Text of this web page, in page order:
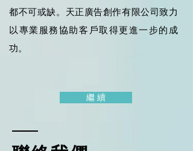
繼 續
都不可或缺。天正廣告創作有限公司致力
以專業服務協助客戶取得更進一步的成
功。